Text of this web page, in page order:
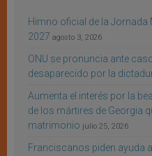
Himno oficial de la Jornada
2027 agosto 3, 2026
ONU se pronuncia ante
desaparecido por la
Aumenta el interés por la
de los mártires de Georgia
matrimonio julio 25, 2026
Franciscanos piden ayuda